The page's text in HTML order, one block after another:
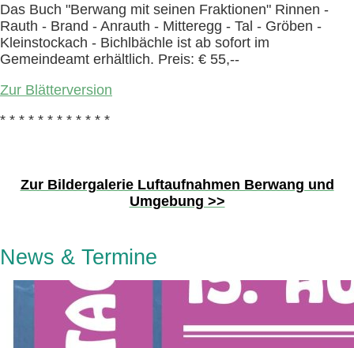
Das Buch "Berwang mit seinen Fraktionen" Rinnen -
Rauth - Brand - Anrauth - Mitteregg - Tal - Gröben -
Kleinstockach - Bichlbächle ist ab sofort im
Gemeindeamt erhältlich. Preis: € 55,--
Zur Blätterversion
* * * * * * * * * * * *
Zur Bildergalerie Luftaufnahmen Berwang und
Umgebung >>
News & Termine